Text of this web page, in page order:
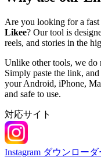
Are you looking for a fast
Likee? Our tool is
reels, and stories in the
Unlike other tools, we do
Simply paste the link,
your Android, iPhone,
and safe to use.
対応サイト
Instagram ダウンローダ